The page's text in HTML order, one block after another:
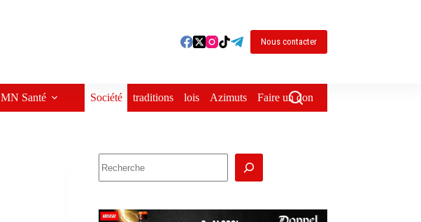
Nous contacter
MN Santé Société traditions lois Azimuts Faire un don